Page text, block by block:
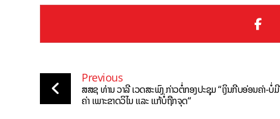
Previous
ສສຊ ທ່ານ ວາລີ ເວດສະພົງ ກ່າວຕໍ່ກອງປະຊຸມ “ເງິນກີບອ່ອນຄ່າ-ບໍ່ມີ
ຄ່າ ເພາະຂາດວິໄນ ແລະ ແກ້ບໍ່ຖືກຈຸດ“